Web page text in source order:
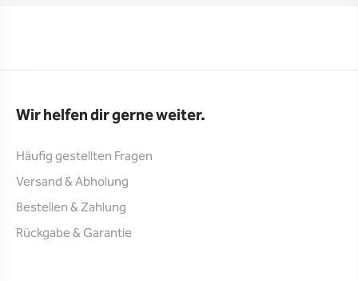
Wir helfen dir gerne weiter.
Häufig gestellten Fragen
Versand & Abholung
Bestellen & Zahlung
Rückgabe & Garantie